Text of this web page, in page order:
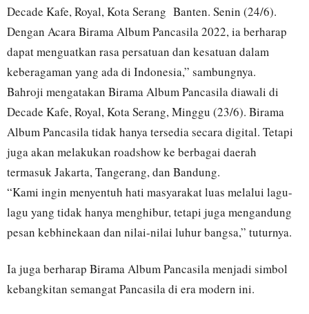
Decade Kafe, Royal, Kota Serang Banten. Senin (24/6).
Dengan Acara Birama Album Pancasila 2022, ia berharap
dapat menguatkan rasa persatuan dan kesatuan dalam
keberagaman yang ada di Indonesia,” sambungnya.
Bahroji mengatakan Birama Album Pancasila diawali di
Decade Kafe, Royal, Kota Serang, Minggu (23/6). Birama
Album Pancasila tidak hanya tersedia secara digital. Tetapi
juga akan melakukan roadshow ke berbagai daerah
termasuk Jakarta, Tangerang, dan Bandung.
“Kami ingin menyentuh hati masyarakat luas melalui lagu-
lagu yang tidak hanya menghibur, tetapi juga mengandung
pesan kebhinekaan dan nilai-nilai luhur bangsa,” tuturnya.
Ia juga berharap Birama Album Pancasila menjadi simbol
kebangkitan semangat Pancasila di era modern ini.